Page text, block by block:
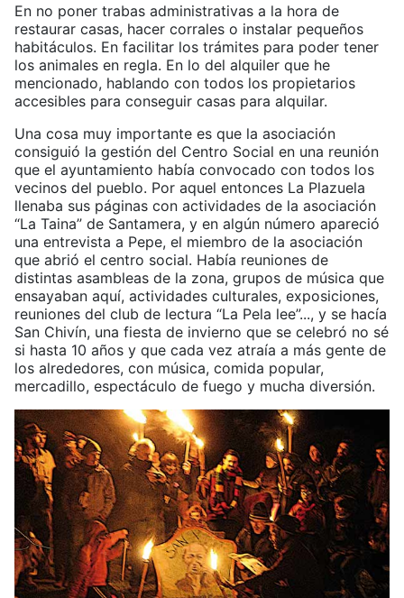
En no poner trabas administrativas a la hora de
restaurar casas, hacer corrales o instalar pequeños
habitáculos. En facilitar los trámites para poder tener
los animales en regla. En lo del alquiler que he
mencionado, hablando con todos los propietarios
accesibles para conseguir casas para alquilar.
Una cosa muy importante es que la asociación
consiguió la gestión del Centro Social en una reunión
que el ayuntamiento había convocado con todos los
vecinos del pueblo. Por aquel entonces La Plazuela
llenaba sus páginas con actividades de la asociación
“La Taina” de Santamera, y en algún número apareció
una entrevista a Pepe, el miembro de la asociación
que abrió el centro social. Había reuniones de
distintas asambleas de la zona, grupos de música que
ensayaban aquí, actividades culturales, exposiciones,
reuniones del club de lectura “La Pela lee”..., y se hacía
San Chivín, una fiesta de invierno que se celebró no sé
si hasta 10 años y que cada vez atraía a más gente de
los alrededores, con música, comida popular,
mercadillo, espectáculo de fuego y mucha diversión.